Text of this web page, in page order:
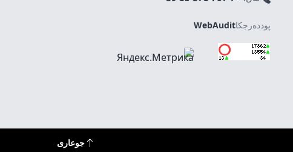
پوددەرجكاWebAudit
جوعارى